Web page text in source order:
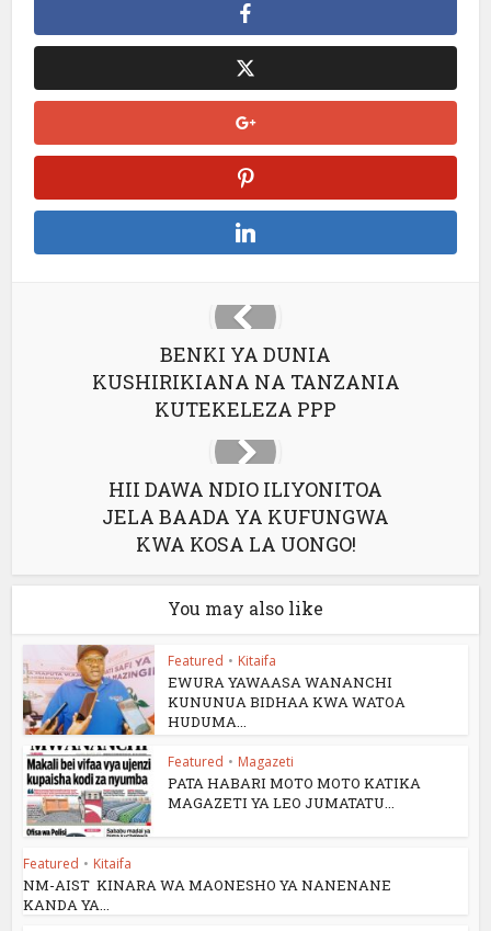
BENKI YA DUNIA
KUSHIRIKIANA NA TANZANIA
KUTEKELEZA PPP
HII DAWA NDIO ILIYONITOA
JELA BAADA YA KUFUNGWA
KWA KOSA LA UONGO!
You may also like
Featured • Kitaifa
EWURA YAWAASA WANANCHI
KUNUNUA BIDHAA KWA WATOA
HUDUMA...
Featured • Magazeti
PATA HABARI MOTO MOTO KATIKA
MAGAZETI YA LEO JUMATATU...
Featured • Kitaifa
NM-AIST KINARA WA MAONESHO YA NANENANE
KANDA YA...